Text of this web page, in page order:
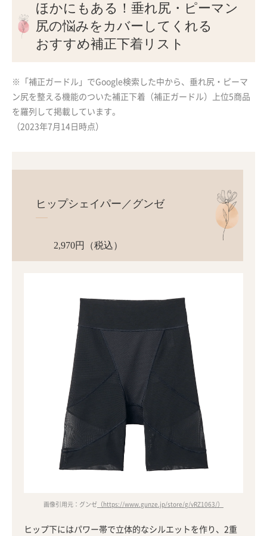
ほかにもある！垂れ尻・ピーマン
尻の悩みをカバーしてくれる
おすすめ補正下着リスト
※「補正ガードル」でGoogle検索した中から、垂れ尻・ピーマ
ン尻を整える機能のついた補正下着（補正ガードル）上位5商品
を羅列して掲載しています。
（2023年7月14日時点）
ヒップシェイパー／グンゼ
2,970円（税込）
画像引用元：グンゼ （https://www.gunze.jp/store/g/vRZ1063/）
ヒップ下にはパワー帯で立体的なシルエットを作り、2重